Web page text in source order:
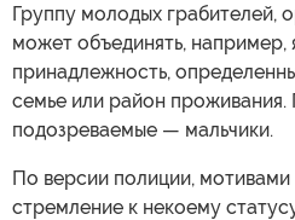
Группу молодых грабителей,
может объединять, например,
принадлежность,
семье или район проживания.
подозреваемые — мальчики.
По версии полиции, мотивами
стремление к некоему